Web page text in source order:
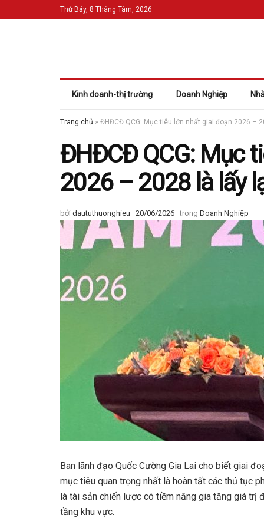
Thứ Bảy, 8 Tháng Tám, 2026
Kinh doanh-thị trường Doanh Nghiệp
Trang chủ » ĐHĐCĐ QCG: Mục tiêu lớn nhất giai đoạn 2026 –
ĐHĐCĐ QCG: Mục
2026 – 2028 là lấy
bởi daututhuonghieu 20/06/2026 trong Doanh Nghiệp
Ban lãnh đạo Quốc Cường Gia Lai cho biết giai
mục tiêu quan trọng nhất là hoàn tất các thủ tục
là tài sản chiến lược có tiềm năng gia tăng giá trị
tầng khu vực.